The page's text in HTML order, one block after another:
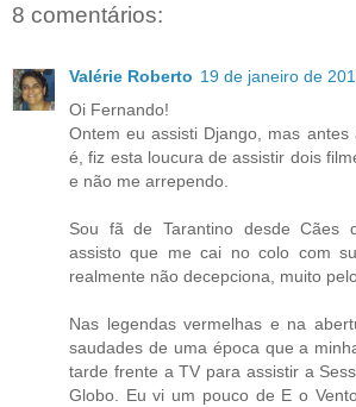
8 comentários:
Valérie Roberto 19 de janeiro de
Oi Fernando!
Ontem eu assisti Django, mas antes
é, fiz esta loucura de assistir dois
e não me arrependo.
Sou fã de Tarantino desde Cães
assisto que me cai no colo com
realmente não decepciona, muito
Nas legendas vermelhas e na
saudades de uma época que a
tarde frente a TV para assistir a
Globo. Eu vi um pouco de E o